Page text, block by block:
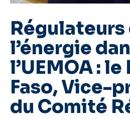
Régulateurs
l’énergie
l’UEMOA :
Faso, Vice-
du Comité